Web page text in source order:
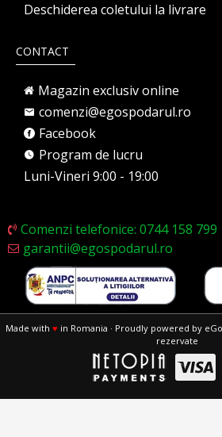
Deschiderea coletului la livrare
CONTACT
Magazin exclusiv online
comenzi@egospodarul.ro
Facebook
Program de lucru
Luni-Vineri 9:00 - 19:00
Comenzi telefonice: 0744 158 799
garantii@egospodarul.ro
Made with ♥ in Romania · Proudly powered by
rezervate